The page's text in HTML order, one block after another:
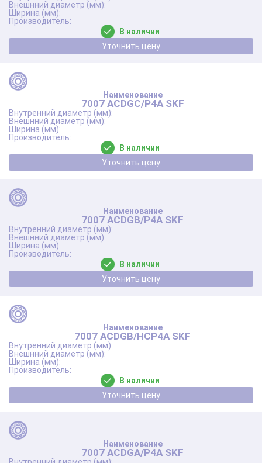
В наличии
Уточнить цену
7007 ACDGC/P4A SKF
В наличии
Уточнить цену
7007 ACDGB/P4A SKF
В наличии
Уточнить цену
7007 ACDGB/HCP4A SKF
В наличии
Уточнить цену
7007 ACDGA/P4A SKF